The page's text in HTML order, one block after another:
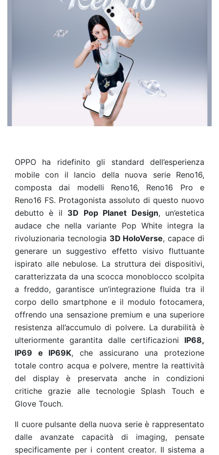
OPPO ha ridefinito gli standard dell’esperienza
mobile con il lancio della nuova serie Reno16,
composta dai modelli Reno16, Reno16 Pro e
Reno16 FS. Protagonista assoluto di questo nuovo
debutto è il 3D Pop Planet Design, un’estetica
audace che nella variante Pop White integra la
rivoluzionaria tecnologia 3D HoloVerse, capace di
generare un suggestivo effetto visivo fluttuante
ispirato alle nebulose. La struttura dei dispositivi,
caratterizzata da una scocca monoblocco scolpita
a freddo, garantisce un’integrazione fluida tra il
corpo dello smartphone e il modulo fotocamera,
offrendo una sensazione premium e una superiore
resistenza all’accumulo di polvere. La durabilità è
ulteriormente garantita dalle certificazioni IP68,
IP69 e IP69K, che assicurano una protezione
totale contro acqua e polvere, mentre la reattività
del display è preservata anche in condizioni
critiche grazie alle tecnologie Splash Touch e
Glove Touch.
Il cuore pulsante della nuova serie è rappresentato
dalle avanzate capacità di imaging, pensate
specificamente per i content creator. Il sistema a